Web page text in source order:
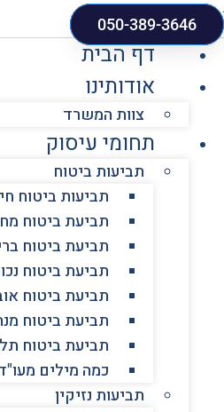
050-389-3646
דף הבית
אודותינו
צוות המשרד
תחומי עיסוק
תביעות ביטוח
תביעות ביטוח
תביעת ביטוח
תביעת ביטוח
תביעת ביטוח
תביעת ביטוח
תביעת ביטוח
תביעת ביטוח
כמה מילים
תביעות נזיקין